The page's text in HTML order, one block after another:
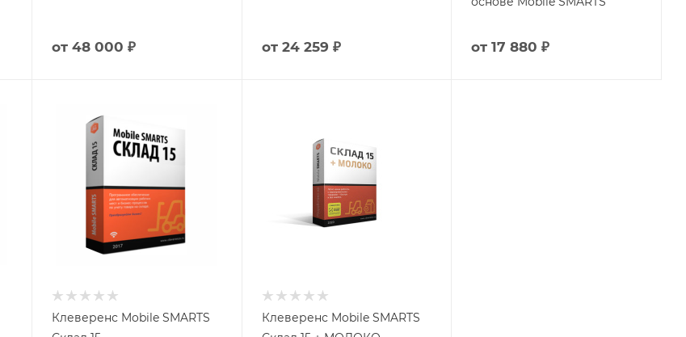
от 48 000 ₽ от 24 259 ₽ от17 880 ₽
Клеверенс Mobile SMARTS
Клеверенс Mobile SMARTS